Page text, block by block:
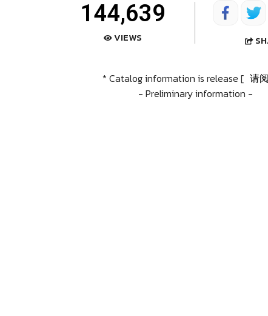
144,639
VIEWS
* Catalog information is release [ 请
- Preliminary information -